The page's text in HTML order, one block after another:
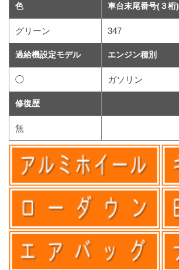
色 車台末尾番号(３桁)
グリーン 347
過給機設定モデル エンジン種別
◯ ガソリン
修復歴
無